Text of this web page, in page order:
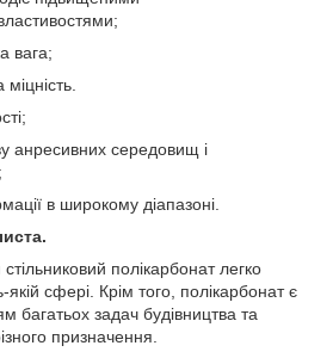
вага;
анресивних середовищ і
в широкому діапазоні.
полікарбонат легко
якій сфері. Крім того, полікарбонат є
багатьох задач будівництва та
призначення.